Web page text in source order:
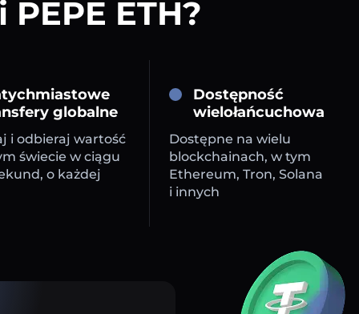
ETH?
globalne
i odbieraj wartość
świecie w ciągu
o każdej
Dostępność
wielołańcuchowa
Dostępne na wielu
blockchainach, w tym
Ethereum, Tron, Solana
i innych